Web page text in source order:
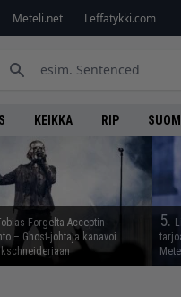
Meteli.net Leffatykki.com
KEIKKA RIP
Forgelta Acceptin
– Ghost-johtaja kanavoi
5.